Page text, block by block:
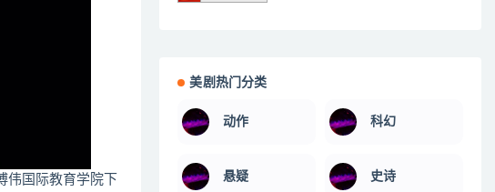
伟国际教育学院下
美剧热门分类
动作 科幻
悬疑 史诗